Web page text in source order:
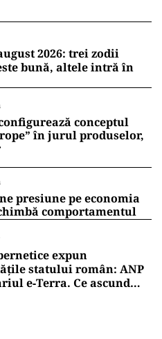
2026: trei zodii
bună, altele intră în
conceptul
în jurul produselor,
presiune pe economia
comportamentul
expun
statului român: ANP
e‑Terra. Ce ascund